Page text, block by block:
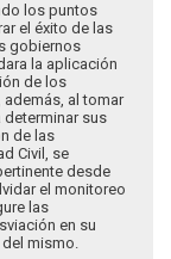
los puntos
el éxito de las
gobiernos
la aplicación
de los
al tomar
sus
de las
Civil, se
desde
el monitoreo
las
en su
mismo.